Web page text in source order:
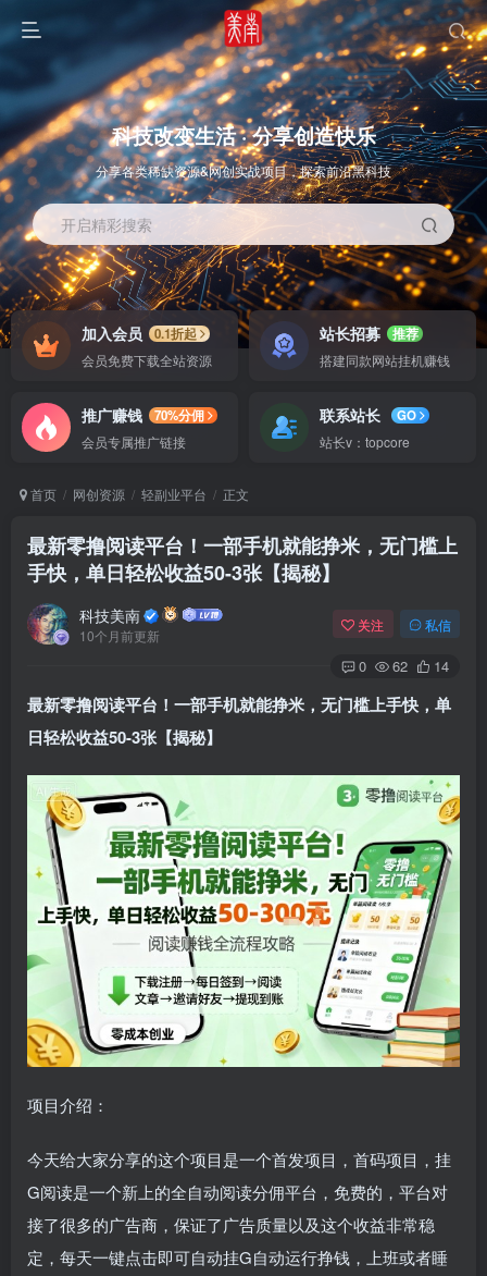
OS教程 SOFT教程
Arch Linux Android 16
科技改变生活 · 分享创造快乐
分享各类稀缺资源&网创实战项目，探索前沿黑科技
开启精彩搜索
加入会员
0.1折起
会员免费下载全站资源
站长招募
推荐
搭建同款网站挂机赚钱
推广赚钱
70%分佣
会员专属推广链接
联系站长
GO
站长v：topcore
首页 网创资源 轻副业平台 正文
最新零撸阅读平台！一部手机就能挣米，无门槛上
手快，单日轻松收益50-3张【揭秘】
科技美南
10个月前更新
关注 私信
0 62 14
最新零撸阅读平台！一部手机就能挣米，无门槛上手快，单
日轻松收益50-3张【揭秘】
项目介绍：
今天给大家分享的这个项目是一个首发项目，首码项目，挂
G阅读是一个新上的全自动阅读分佣平台，免费的，平台对
接了很多的广告商，保证了广告质量以及这个收益非常稳
定，每天一键点击即可自动挂G自动运行挣钱，上班或者睡